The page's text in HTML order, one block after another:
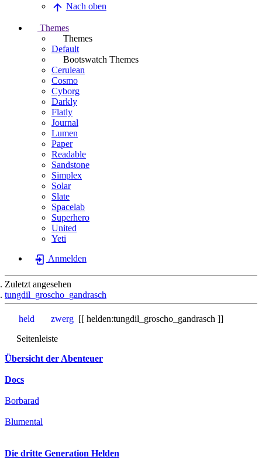
Nach oben
Themes
Themes
Default
Bootswatch Themes
Cerulean
Cosmo
Cyborg
Darkly
Flatly
Journal
Lumen
Paper
Readable
Sandstone
Simplex
Solar
Slate
Spacelab
Superhero
United
Yeti
Anmelden
Zuletzt angesehen
tungdil_groscho_gandrasch
held zwerg
helden:tungdil_groscho_gandrasch
Seitenleiste
Übersicht der Abenteuer
Docs
Borbarad
Blumental
Die dritte Generation Helden